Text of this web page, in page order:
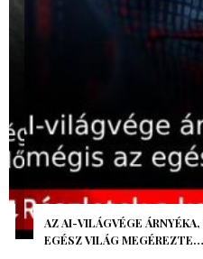
AZ AI-VILÁGVÉGE ÁRNYÉKA,
EGÉSZ VILÁG MEGÉREZTE…